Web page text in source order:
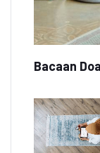
Bacaan